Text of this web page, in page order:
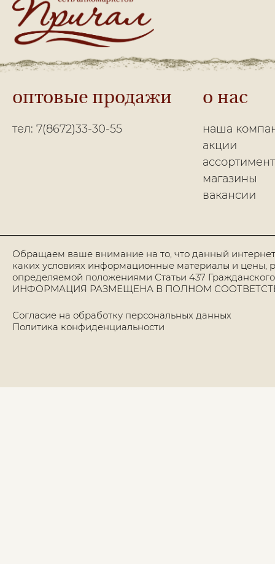
оптовые продажи
тел: 7(8672)33-30-55
о нас
наша
акции
ассортимент
магазины
вакансии
Обращаем ваше внимание на то, что данный
каких условиях информационные материалы и цены,
определяемой положениями Статьи 437
ИНФОРМАЦИЯ РАЗМЕЩЕНА В ПОЛНОМ
Согласие на обработку персональных данных
Политика конфиденциальности